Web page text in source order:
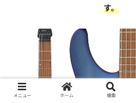
す。
メニュー ホーム 検索